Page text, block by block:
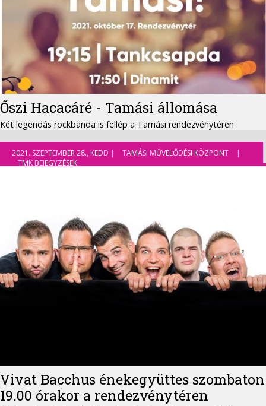
Őszi Hacacáré - Tamási állomása
Két legendás rockbanda is fellép a Tamási rendezvénytéren
2021. SZEPTEMBER 28., KEDD | TAMÁSI MŰVELŐDÉSI KÖZPONT
|
TMK BEJEGYZÉSEK
Vivat Bacchus énekegyüttes szombaton
19.00 órakor a rendezvénytéren